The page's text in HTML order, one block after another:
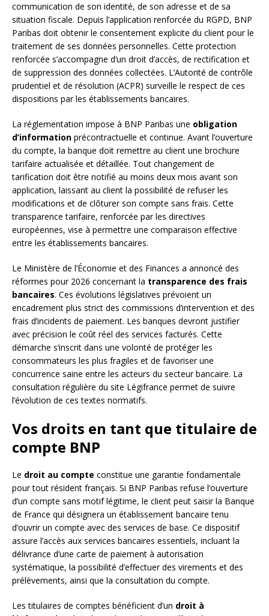
communication de son identité, de son adresse et de sa
situation fiscale. Depuis l’application renforcée du RGPD, BNP
Paribas doit obtenir le consentement explicite du client pour le
traitement de ses données personnelles. Cette protection
renforcée s’accompagne d’un droit d’accès, de rectification et
de suppression des données collectées. L’Autorité de contrôle
prudentiel et de résolution (ACPR) surveille le respect de ces
dispositions par les établissements bancaires.
La réglementation impose à BNP Paribas une obligation
d’information précontractuelle et continue. Avant l’ouverture
du compte, la banque doit remettre au client une brochure
tarifaire actualisée et détaillée. Tout changement de
tarification doit être notifié au moins deux mois avant son
application, laissant au client la possibilité de refuser les
modifications et de clôturer son compte sans frais. Cette
transparence tarifaire, renforcée par les directives
européennes, vise à permettre une comparaison effective
entre les établissements bancaires.
Le Ministère de l’Économie et des Finances a annoncé des
réformes pour 2026 concernant la transparence des frais
bancaires. Ces évolutions législatives prévoient un
encadrement plus strict des commissions d’intervention et des
frais d’incidents de paiement. Les banques devront justifier
avec précision le coût réel des services facturés. Cette
démarche s’inscrit dans une volonté de protéger les
consommateurs les plus fragiles et de favoriser une
concurrence saine entre les acteurs du secteur bancaire. La
consultation régulière du site Légifrance permet de suivre
l’évolution de ces textes normatifs.
Vos droits en tant que titulaire de
compte BNP
Le droit au compte constitue une garantie fondamentale
pour tout résident français. Si BNP Paribas refuse l’ouverture
d’un compte sans motif légitime, le client peut saisir la Banque
de France qui désignera un établissement bancaire tenu
d’ouvrir un compte avec des services de base. Ce dispositif
assure l’accès aux services bancaires essentiels, incluant la
délivrance d’une carte de paiement à autorisation
systématique, la possibilité d’effectuer des virements et des
prélèvements, ainsi que la consultation du compte.
Les titulaires de comptes bénéficient d’un droit à